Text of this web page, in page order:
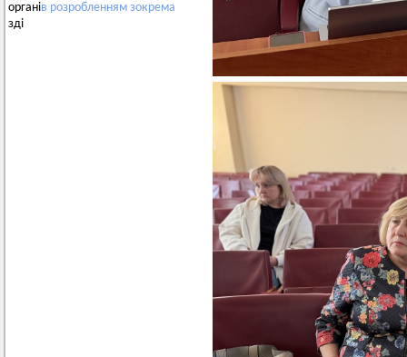
органів розробленням зокрема
зді